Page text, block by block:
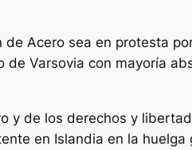
Acero sea en protesta
Varsovia con mayoría
y de los derechos y
en Islandia en la